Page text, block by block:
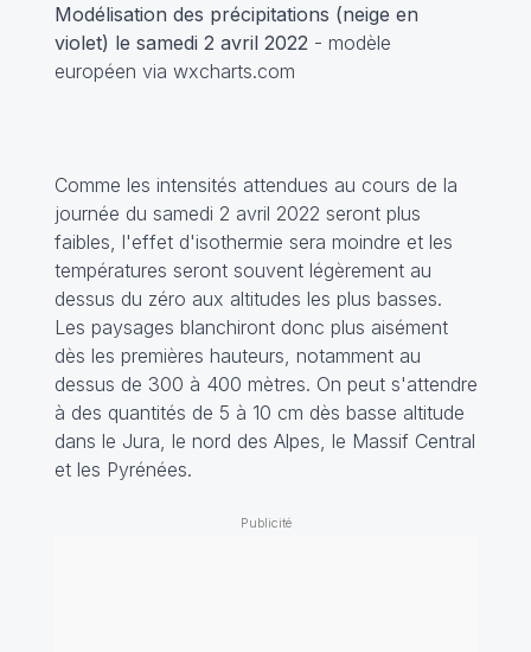
Modélisation des précipitations (neige en
violet) le samedi 2 avril 2022 - modèle
européen via wxcharts.com
Comme les intensités attendues au cours de la
journée du samedi 2 avril 2022 seront plus
faibles, l'effet d'isothermie sera moindre et les
températures seront souvent légèrement au
dessus du zéro aux altitudes les plus basses.
Les paysages blanchiront donc plus aisément
dès les premières hauteurs, notamment au
dessus de 300 à 400 mètres. On peut s'attendre
à des quantités de 5 à 10 cm dès basse altitude
dans le Jura, le nord des Alpes, le Massif Central
et les Pyrénées.